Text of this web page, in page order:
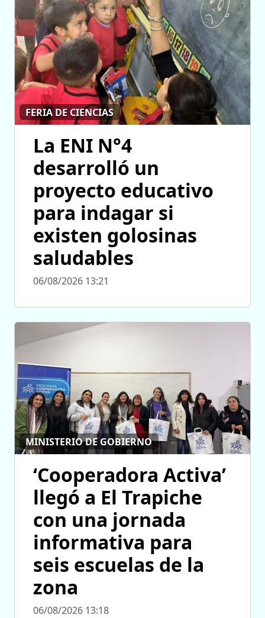
FERIA DE CIENCIAS
La ENI N°4
desarrolló un
proyecto educativo
para indagar si
existen golosinas
saludables
06/08/2026 13:21
MINISTERIO DE GOBIERNO
‘Cooperadora Activa’
llegó a El Trapiche
con una jornada
informativa para
seis escuelas de la
zona
06/08/2026 13:18